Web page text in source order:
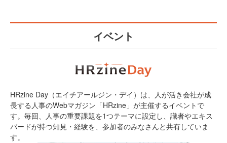
イベント
HRzine Day（エイチアールジン・デイ）は、人が活き会社が成
長する人事のWebマガジン「HRzine」が主催するイベントで
す。毎回、人事の重要課題を1つテーマに設定し、識者やエキス
パードが持つ知見・経験を、参加者のみなさんと共有していま
す。